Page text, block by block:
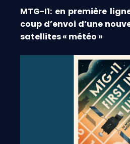
MTG-I1: en première
coup d’envoi d’une
satellites « météo »